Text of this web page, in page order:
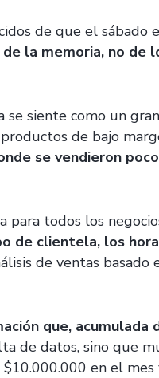
de que el sábado
de la memoria, no de
siente como un
de bajo
se vendieron
para todos los
de clientela, los
de ventas
que, acumulada
de datos, sino que
en el